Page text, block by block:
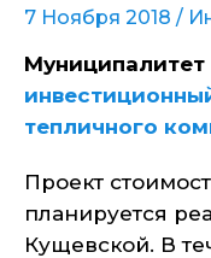
7 Ноября 2018 /
Муниципалитет
тепличного
Проект
планируется
Кущевской. В